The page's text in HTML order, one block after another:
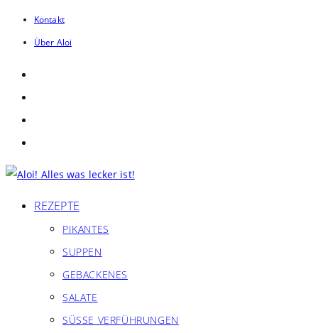
Zum
Kontakt
Über Aloi
REZEPTE
PIKANTES
SUPPEN
GEBACKENES
SALATE
SÜSSE VERFÜHRUNGEN